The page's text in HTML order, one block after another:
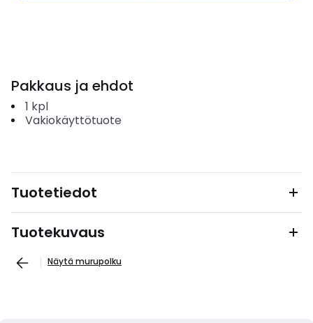
Pakkaus ja ehdot
1 kpl
Vakiokäyttötuote
Tuotetiedot
Tuotekuvaus
Näytä murupolku